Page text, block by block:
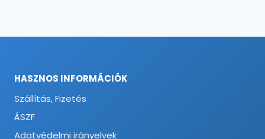
HASZNOS INFORMÁCIÓK
Szállítás, Fizetés
ÁSZF
Adatvédelmi irányelvek